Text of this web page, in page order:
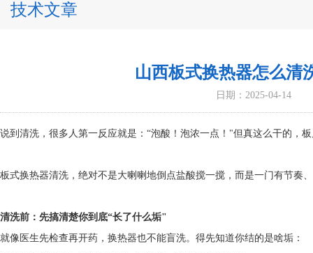
技术文章
山西板式换热器怎么清
日期：2025-04-14
说到清洗，很多人第一反应就是：“泡酸！泡浓一点！"但真这么干的，
板式换热器清洗，绝对不是大喇喇地倒点盐酸搅一搅，而是一门有节奏
清洗前：先搞清楚你到底“长了什么垢"
就像医生先检查再开药，换热器也不能盲洗。得先知道你结的是啥垢：